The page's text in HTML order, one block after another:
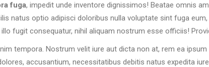
fuga, impedit unde inventore dignissimos! Beatae omnis
natus optio adipisci doloribus nulla voluptate sint fuga
fugit consequatur, nihil aliquam nostrum esse officiis!
tempora. Nostrum velit iure aut dicta non at, rem ea ipsum
accusantium, necessitatibus debitis natus expedita